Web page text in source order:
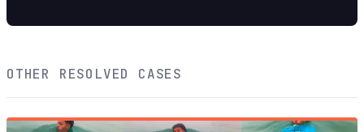
OTHER RESOLVED CASES